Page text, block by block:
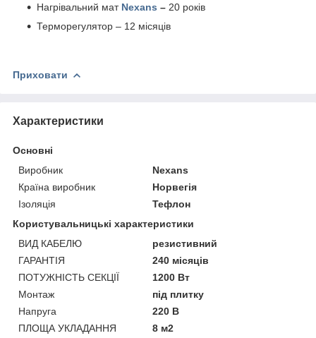
Нагрівальний мат Nexans – 20 років
Терморегулятор – 12 місяців
Приховати
Характеристики
Основні
Виробник
Nexans
Країна виробник
Норвегія
Ізоляція
Тефлон
Користувальницькі характеристики
ВИД КАБЕЛЮ
резистивний
ГАРАНТІЯ
240 місяців
ПОТУЖНІСТЬ СЕКЦІЇ
1200 Вт
Монтаж
під плитку
Напруга
220 В
ПЛОЩА УКЛАДАННЯ
8 м2